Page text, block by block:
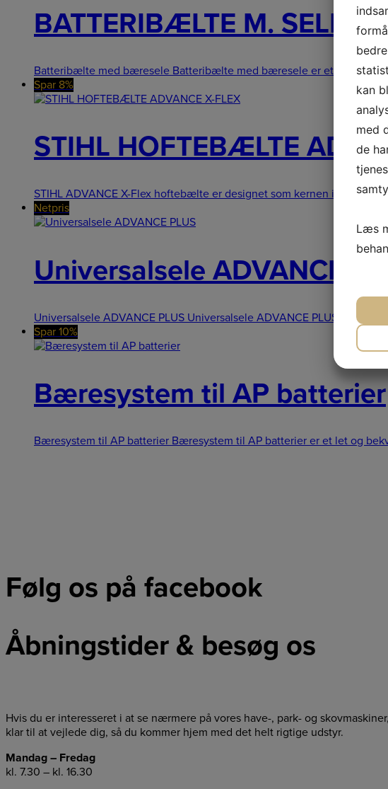
BATTERIBÆLTE M. SELE
Batteribælte med bæresele Batteribælte med bæresele er et robust
Spar 8%
STIHL HOFTEBÆLTE
STIHL ADVANCE X-Flex hoftebælte er designet som kernen i STIHLs
Netpris
Universalsele ADVANCE
Universalsele ADVANCE PLUS Universalsele ADVANCE PLUS er en
Spar 10%
Bæresystem til AP batterier
Bæresystem til AP batterier Bæresystem til AP batterier er et let og
Følg os på facebook
Åbningstider & besøg os
Hvis du er interesseret i at se nærmere på vores have-, park- og
klar til at vejlede dig, så du kommer hjem med det helt rigtige udstyr.
Mandag – Fredag
kl. 7.30 – kl. 16.30
kan
med
de
Læs